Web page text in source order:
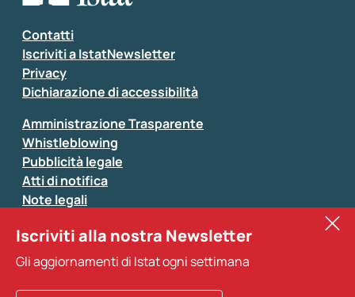
Inserisci il tuo commento
Si prega di non fornire dati di natura personale (ad
esempio dati di contatto). Per ogni altra comunicazione
Contatti
Iscriviti a IstatNewsletter
Privacy
Dichiarazione di accessibilità
Amministrazione Trasparente
Whistleblowing
Pubblicità legale
Atti di notifica
Note legali
Sistan
Altri servizi
Iscriviti alla nostra Newsletter
Gli aggiornamenti di Istat ogni settimana